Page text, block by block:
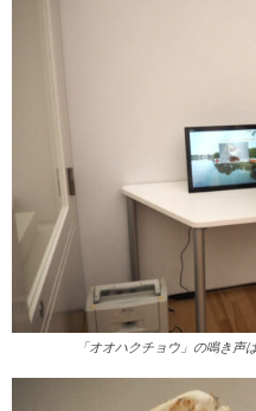
「オオハクチョウ」の鳴き声